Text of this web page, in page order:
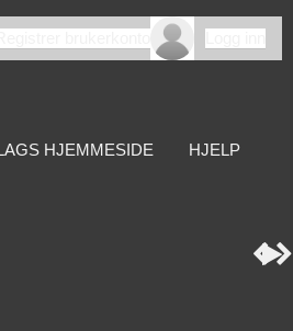
HJEMMESIDE HJELP
